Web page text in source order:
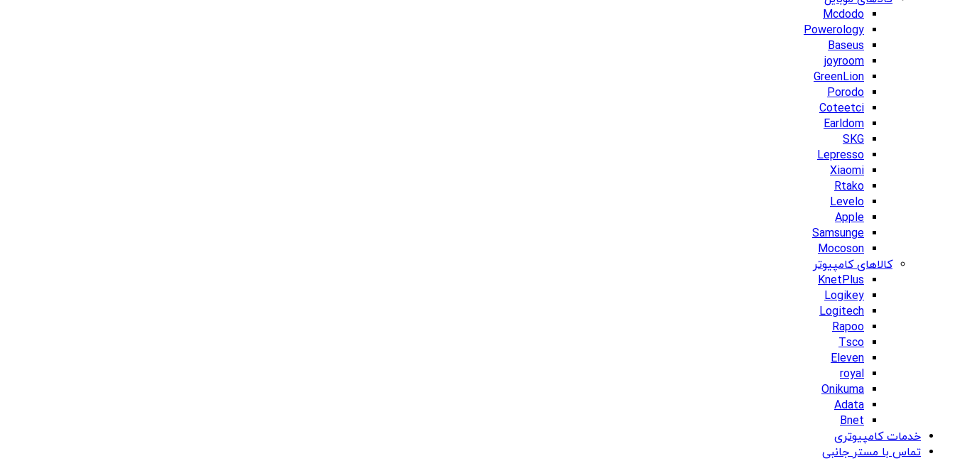
Mcdodo
Powerology
Baseus
joyroom
GreenLion
Porodo
Coteetci
Earldom
SKG
Lepresso
Xiaomi
Rtako
Levelo
Apple
Samsunge
Mocoson
کالاهای کامپیوتر
KnetPlus
Logikey
Logitech
Rapoo
Tsco
Eleven
royal
Onikuma
Adata
Bnet
خدمات کامپیوتری
تماس با مستر جانبی